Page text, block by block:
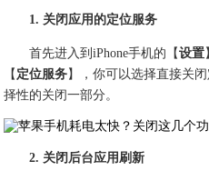
1. 关闭应用的定位服务
首先进入到iPhone手机的【设置
【 定位服务】，你可以选择直接关
择性的关闭一部分。
2. 关闭后台应用刷新